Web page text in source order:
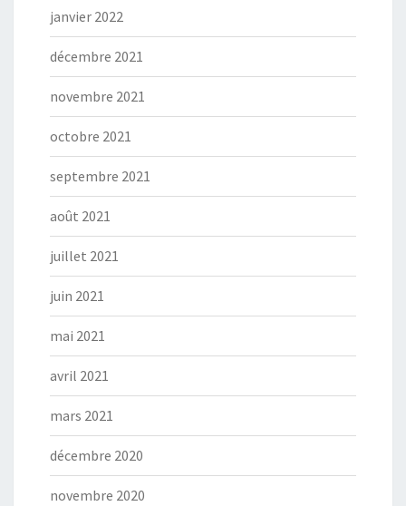
janvier 2022
décembre 2021
novembre 2021
octobre 2021
septembre 2021
août 2021
juillet 2021
juin 2021
mai 2021
avril 2021
mars 2021
décembre 2020
novembre 2020